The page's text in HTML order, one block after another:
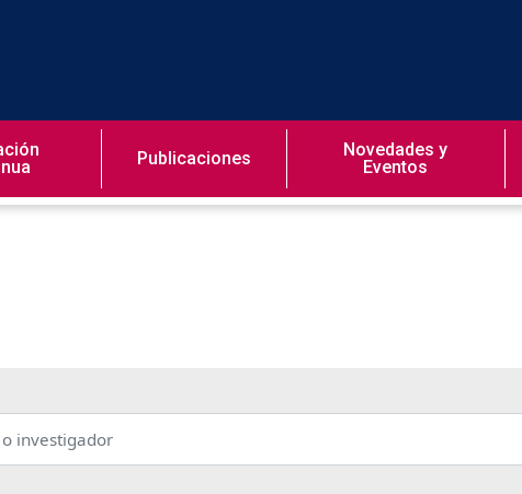
Publicaciones
Novedades y
Eventos